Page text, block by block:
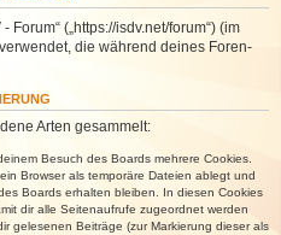
(„https://isdv.net/forum“) (im
die während deines Foren-
Arten gesammelt:
Besuch des Boards mehrere Cookies.
Browser als temporäre Dateien ablegt und
Boards erhalten bleiben. In diesen Cookies
dir alle Seitenaufrufe zugeordnet werden
gelesenen Beiträge (zur Markierung dieser als